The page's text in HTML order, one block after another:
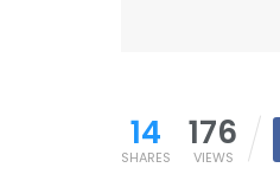
14
SHARES
176
VIEWS